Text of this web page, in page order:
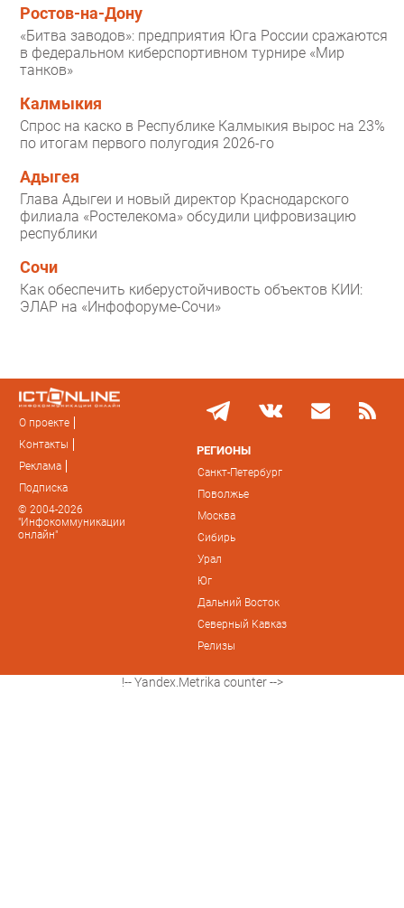
Ростов-на-Дону
«Битва заводов»: предприятия Юга России сражаются
в федеральном киберспортивном турнире «Мир
танков»
Калмыкия
Спрос на каско в Республике Калмыкия вырос на 23%
по итогам первого полугодия 2026-го
Адыгея
Глава Адыгеи и новый директор Краснодарского
филиала «Ростелекома» обсудили цифровизацию
республики
Сочи
Как обеспечить киберустойчивость объектов КИИ:
ЭЛАР на «Инфофоруме-Сочи»
О проекте
Контакты
Реклама
Подписка
© 2004-2026
"Инфокоммуникации
онлайн"
РЕГИОНЫ
Санкт-Петербург
Поволжье
Москва
Сибирь
Урал
Юг
Дальний Восток
Северный Кавказ
Релизы
!-- Yandex.Metrika counter -->